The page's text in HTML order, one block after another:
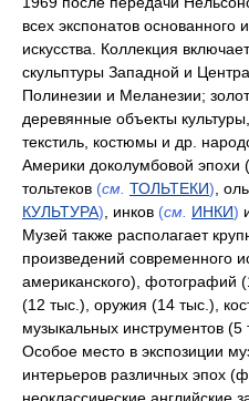
всех экспонатов
искусства. Коллекция
скульптуры Западной и
Полинезии и Меланезии;
деревянные объекты
текстиль, костюмы и др.
Америки доколумбовой эпохи
тольтеков (см. ТОЛЬТЕКИ) ,
КУЛЬТУРА) , инков (см. ИНКИ)
Музей также располагает
произведений современного
американского), фотографий
(12 тыс.), оружия (14 тыс.),
музыкальных инструментов (5
Особое место в экспозиции
интерьеров различных эпох